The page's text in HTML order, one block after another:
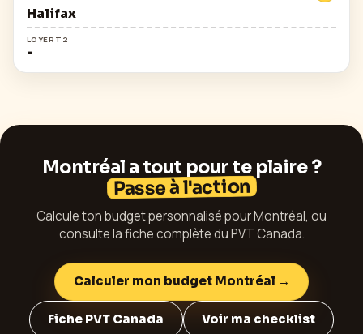
Halifax
LOYER T2
-
Montréal a tout pour te plaire ?
Passe à l'action
Calcule ton budget personnalisé pourMontréal, ou
consulte la fiche complète du PVTCanada.
Calculer mon budget Montréal →
Fiche PVT Canada Voir ma checklist